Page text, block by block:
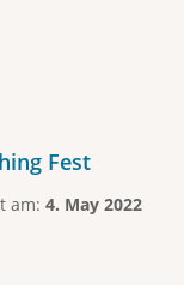
Fest
am: 4. May 2022